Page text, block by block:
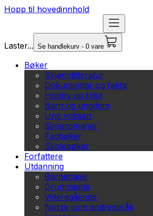
Hopp til hovedinnhold
Laster... Se handlekurv - 0 vare
Bøker
Skjønnlitteratur
Dokumentar og fakta
Hobby og fritid
Barn og ungdom
Ung voksen
Serieromaner
Fagbøker
Skolebøker
Forfattere
Utdanning
Barnehage
Grunnskole
Videregående
Norsk som andrespråk